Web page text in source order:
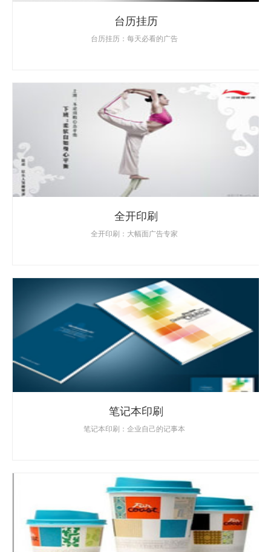
台历挂历
台历挂历：每天必看的广告
全开印刷
全开印刷：大幅面广告专家
笔记本印刷
笔记本印刷：企业自己的记事本